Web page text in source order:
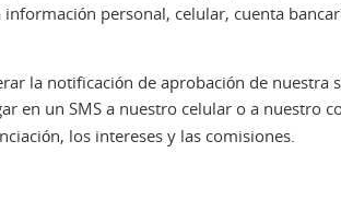
personal, celular, cuenta
la notificación de aprobación de nuestra
en un SMS a nuestro celular o a nuestro
los intereses y las comisiones.